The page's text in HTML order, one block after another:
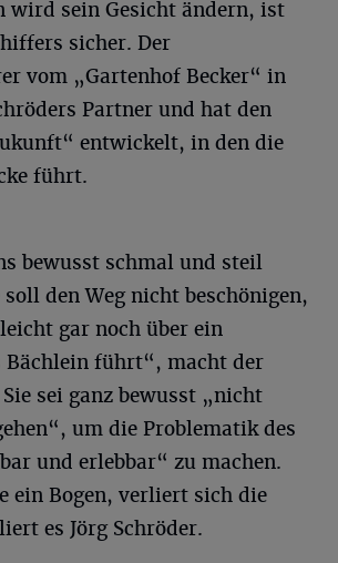
wird sein Gesicht ändern, ist
sicher. Der
vom „Gartenhof Becker“ in
Partner und hat den
entwickelt, in den die
führt.
bewusst schmal und steil
soll den Weg nicht beschönigen,
gar noch über ein
Bächlein führt“, macht der
sei ganz bewusst „nicht
um die Problematik des
und erlebbar“ zu machen.
ein Bogen, verliert sich die
es Jörg Schröder.